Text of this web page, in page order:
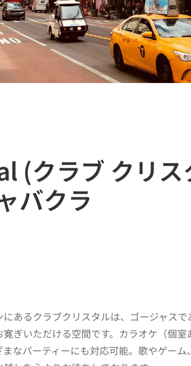
(クラブ クリス
バクラ
あるクラブクリスタルは、ゴージャス
ぎいただける空間です。カラオケ（個
なパーティーにも対応可能。歌やゲー